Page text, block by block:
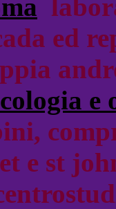
ed
e
e st